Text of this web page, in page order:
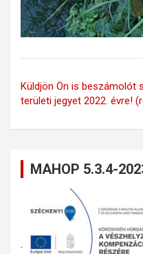
Küldjön Ön is beszámolót
területi jegyet 2022. évre!
MAHOP 5.3.4-